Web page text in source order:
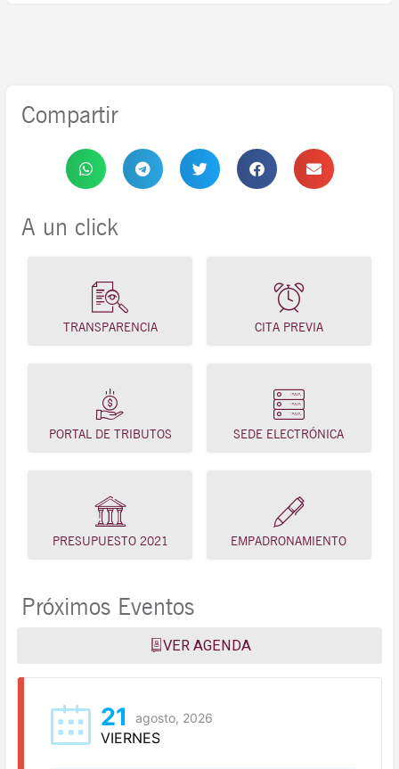
Compartir
A un click
TRANSPARENCIA CITA PREVIA
PORTAL DE TRIBUTOS SEDE ELECTRÓNICA
PRESUPUESTO 2021 EMPADRONAMIENTO
Próximos Eventos
VER AGENDA
21 agosto, 2026
VIERNES